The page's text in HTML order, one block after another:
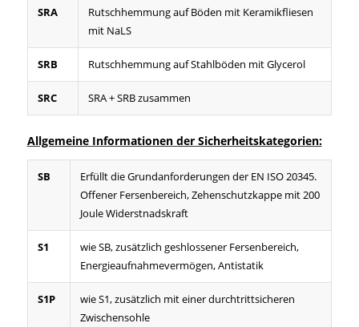
SRA
Rutschhemmung auf Böden mit Keramikfliesen
mit NaLS
SRB Rutschhemmung auf Stahlböden mit Glycerol
SRC SRA + SRB zusammen
Allgemeine Informationen der Sicherheitskategorien:
SB
Erfüllt die Grundanforderungen der EN ISO 20345.
Offener Fersenbereich, Zehenschutzkappe mit 200
Joule Widerstnadskraft
S1
wie SB, zusätzlich geshlossener Fersenbereich,
Energieaufnahmevermögen, Antistatik
S1P
wie S1, zusätzlich mit einer durchtrittsicheren
Zwischensohle